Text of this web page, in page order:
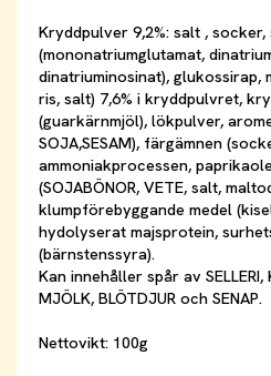
Kryddpulver 9,2%: salt ,
(mononatriumglutamat,
dinatriuminosinat), glukossirap,
ris, salt) 7,6% i kryddpulvret,
(guarkärnmjöl), lökpulver,
SOJA,SESAM), färgämnen
ammoniakprocessen,
(SOJABÖNOR, VETE, salt,
klumpförebyggande medel
hydolyserat majsprotein,
(bärnstenssyra).
Kan innehåller spår av SELLERI,
MJÖLK, BLÖTDJUR och SENAP.
Nettovikt: 100g